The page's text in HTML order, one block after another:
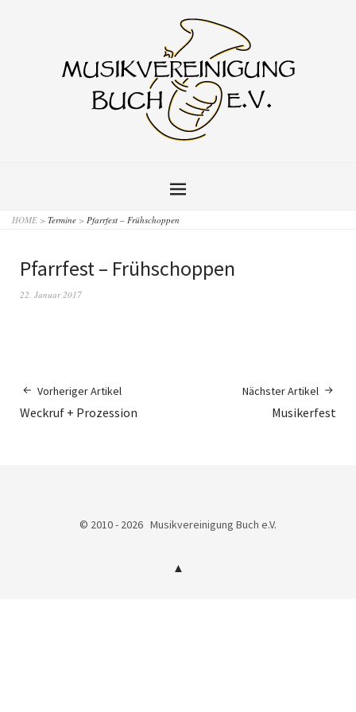
HOME > Termine > Pfarrfest – Frühschoppen
Pfarrfest – Frühschoppen
22. Januar 2017
Vorheriger Artikel
Weckruf + Prozession
Nächster Artikel
Musikerfest
© 2010 - 2026 Musikvereinigung Buch e.V.